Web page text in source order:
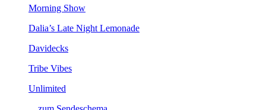
MorningShow
Dalia’sLateNightLemonade
Davidecks
TribeVibes
Unlimited